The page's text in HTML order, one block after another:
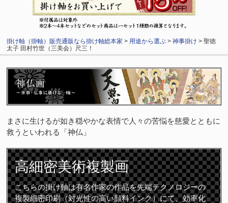
掛け軸（掛軸）販売通販なら掛け軸総本家 > 用途から選ぶ >神事掛け > 聖徳
太子 田村竹世（三美会）尺三！
まさに生けるが如き穏やかな表情で人々の苦悩を慈愛とともに
救うといわれる「神仏」
高細密美術複製画
こちらの掛け軸は有名作家の作品を先端テクノロジーの
複製細密印刷（対光性の高い顔料インク）にて、効率化